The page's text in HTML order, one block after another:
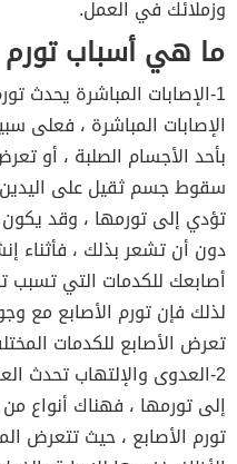
وزملائك في العمل.
ما هي أسباب تورم
1-الإصابات المباشرة يحدث
الإصابات المباشرة ، فعلى
بأحد الأجسام الصلبة ، أو
سقوط جسم ثقيل على اليدين
تؤدي إلى تورمها ، وقد يكون
دون أن تشعر بذلك ، فأثناء
أصابعك للكدمات التي تسبب
لذلك فإن تورم الأصابع مع
تعرض الأصابع للكدمات
2-العدوى والإلتهاب تحدث
إلى تورمها ، فهناك أنواع
تورم الأصابع ، حيث تتعرض